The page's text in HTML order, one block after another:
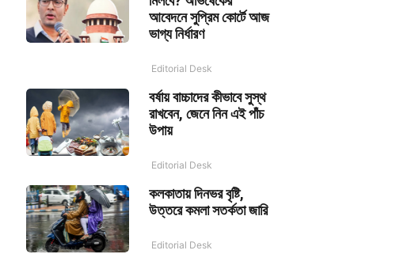
আবেদনে সুপ্রিম কোর্টে আজ
ভাগ্য নির্ধারণ
Editorial Desk
বর্ষায় বাচ্চাদের কীভাবে সুস্থ
রাখবেন, জেনে নিন এই পাঁচ
উপায়
Editorial Desk
কলকাতায় দিনভর বৃষ্টি,
উত্তরে কমলা সতর্কতা জারি
Editorial Desk